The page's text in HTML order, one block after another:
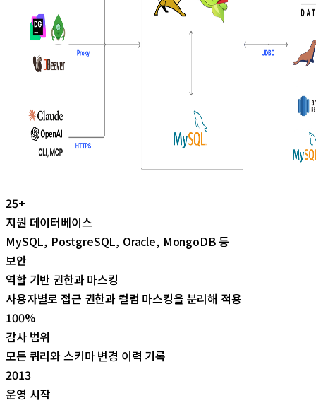
25+
지원 데이터베이스
MySQL, PostgreSQL, Oracle, MongoDB 등
보안
역할 기반 권한과 마스킹
사용자별로 접근 권한과 컬럼 마스킹을 분리해 적용
100%
감사 범위
모든 쿼리와 스키마 변경 이력 기록
2013
운영 시작